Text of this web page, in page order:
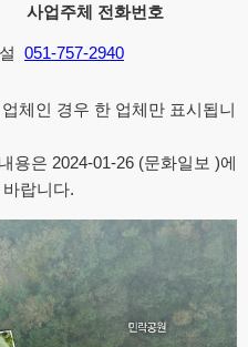
사업주체 전화번호
051-757-2940
체인 경우 한 업체만 표시됩니
용은 2024-01-26 (문화일보 )에
랍니다.